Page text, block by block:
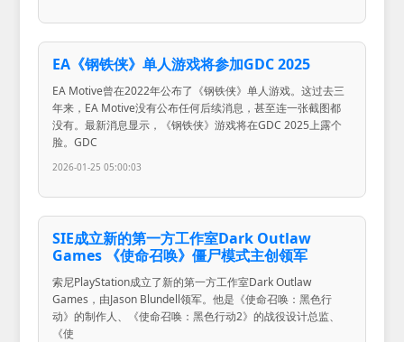
EA《钢铁侠》单人游戏将参加GDC 2025
EA Motive曾在2022年公布了《钢铁侠》单人游戏。这过去三
年来，EA Motive没有公布任何后续消息，甚至连一张截图都
没有。最新消息显示，《钢铁侠》游戏将在GDC 2025上露个
脸。GDC
2026-01-25 05:00:03
SIE成立新的第一方工作室Dark Outlaw
Games 《使命召唤》僵尸模式主创领军
索尼PlayStation成立了新的第一方工作室Dark Outlaw
Games，由Jason Blundell领军。他是《使命召唤：黑色行
动》的制作人、《使命召唤：黑色行动2》的战役设计总监、
《使